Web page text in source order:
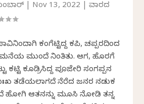
Nov 13, 2022 |ವಾರದ
ಕಂಗೆಟ್ಟಿದ್ದ ಕಪಿಲೆ, ಚಪ್ಪರದಿಂದ
ಮುಂದೆ ನಿಂತಿತು. ಆಗ, ಹೊರಗೆ
ಕಟ್ಟಿ ಕೂಡ್ರಿಸಿದ್ದ ಪೂಜೇರಿ ಸಂಗಪ್ಪನ
ತಡೆಯಲಾಗದೆ ನೆರೆದ ಜನರ ನಡುಕ
ಹೋಗಿ ಆತನನ್ನು ಮೂಸಿ ನೋಡಿ ತನ್ನ